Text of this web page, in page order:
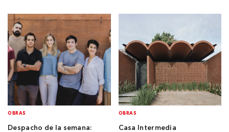
OBRAS
Despacho de la semana:
OBRAS
Casa Intermedia